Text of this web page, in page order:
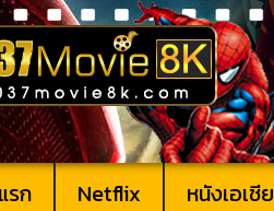
รก Netflix หนังเอเชีย